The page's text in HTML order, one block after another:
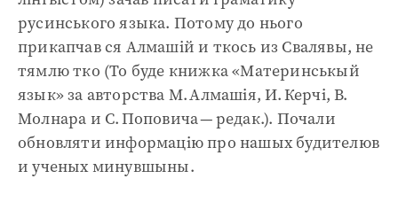
русинського языка. Потому до нього
прикапчав ся Алмашій и ткось из Свалявы, не
тямлю тко (То буде книжка «Материнськый
язык» за авторства М. Алмашія, И. Керчі, В.
Молнара и С. Поповича — редак.). Почали
обновляти информацію про нашых будителюв
и ученых минувшыны.